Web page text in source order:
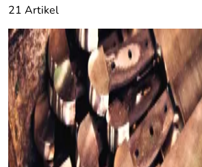
21 Artikel